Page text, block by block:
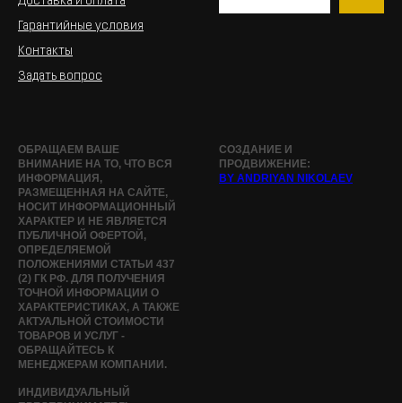
Гарантийные условия
Контакты
Задать вопрос
ОБРАЩАЕМ ВАШЕ
ВНИМАНИЕ НА ТО, ЧТО ВСЯ
ИНФОРМАЦИЯ,
РАЗМЕЩЕННАЯ НА САЙТЕ,
НОСИТ ИНФОРМАЦИОННЫЙ
ХАРАКТЕР И НЕ ЯВЛЯЕТСЯ
ПУБЛИЧНОЙ ОФЕРТОЙ,
ОПРЕДЕЛЯЕМОЙ
ПОЛОЖЕНИЯМИ СТАТЬИ 437
(2) ГК РФ. ДЛЯ ПОЛУЧЕНИЯ
ТОЧНОЙ ИНФОРМАЦИИ О
ХАРАКТЕРИСТИКАХ, А ТАКЖЕ
АКТУАЛЬНОЙ СТОИМОСТИ
ТОВАРОВ И УСЛУГ -
ОБРАЩАЙТЕСЬ К
МЕНЕДЖЕРАМ КОМПАНИИ.
ИНДИВИДУАЛЬНЫЙ
СОЗДАНИЕ И
ПРОДВИЖЕНИЕ:
BY ANDRIYAN NIKOLAEV